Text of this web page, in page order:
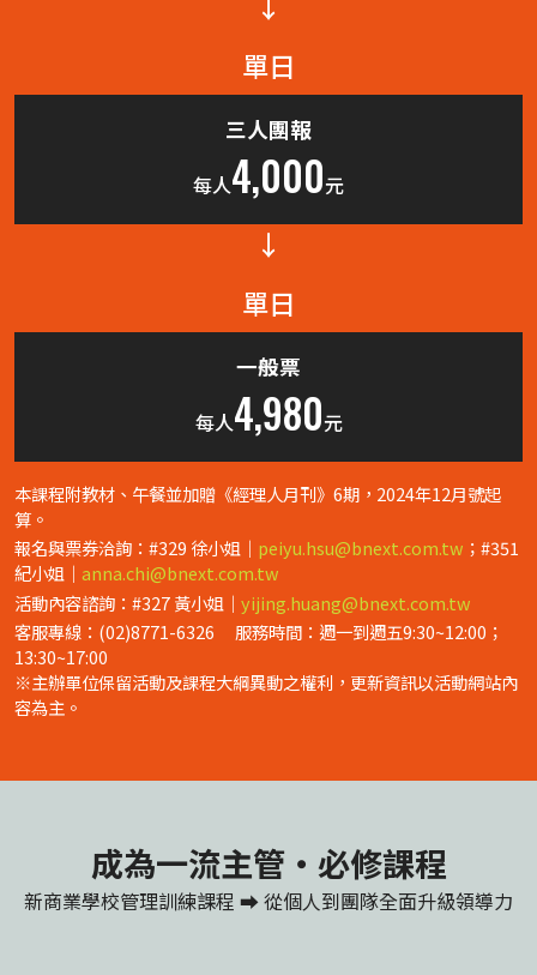
單日
三人團報
每人4,000元
↓
單日
一般票
每人4,980元
本課程附教材、午餐並加贈《經理人月刊》6期，2024年12月號起
算。
報名與票券洽詢：#329 徐小姐｜ peiyu.hsu@bnext.com.tw ；#351
紀小姐｜ anna.chi@bnext.com.tw
活動內容諮詢：#327 黃小姐｜ yijing.huang@bnext.com.tw
客服專線：(02)8771-6326 服務時間：週一到週五9:30~12:00；
13:30~17:00
※主辦單位保留活動及課程大綱異動之權利，更新資訊以活動網站內
容為主。
成為一流主管・必修課程
新商業學校管理訓練課程 ⮕ 從個人到團隊全面升級領導力